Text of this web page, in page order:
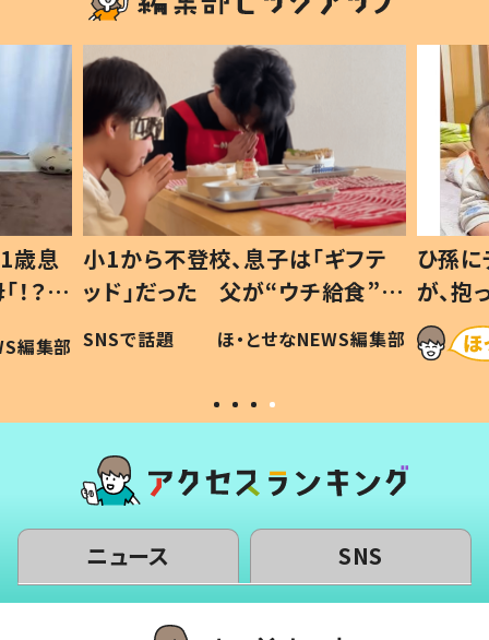
歳息
？」
編集部
小1から不登校、息子は「ギフテ
ッド」だった 父が“ウチ給食”を
作り続ける理由とは #令和の親
#令和の子
SNSで話題 ほ・とせなNEWS編集部
ひ孫
が、
「涙が
い」
ニュース SNS